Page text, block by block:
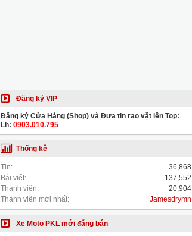
Đăng ký VIP
Đăng ký Cửa Hàng (Shop) và Đưa tin rao vặt lên Top:
Lh: 0903.010.795
Thống kê
Tin:
36,868
Bài viết:
137,552
Thành viên:
20,904
Thành viên mới nhất:
Jamesdrymn
Xe Moto PKL mới đăng bán